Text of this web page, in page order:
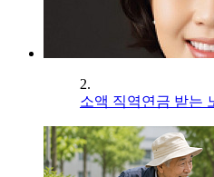
2.
소액 직역연금 받는